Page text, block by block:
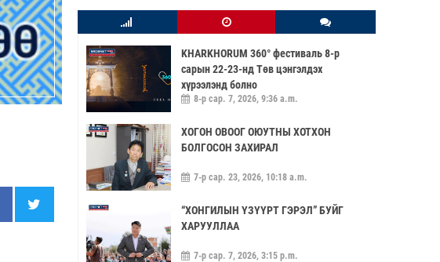
KHARKHORUM 360° фестиваль 8-р
сарын 22-23-нд Төв цэнгэлдэх
хүрээлэнд болно
8-р сар. 7, 2026, 9:36 a.m.
ХОГОН ОВООГ ОЮУТНЫ ХОТХОН
БОЛГОСОН ЗАХИРАЛ
7-р сар. 23, 2026, 10:18 a.m.
“ХОНГИЛЫН ҮЗҮҮРТ ГЭРЭЛ” БУЙГ
ХАРУУЛЛАА
7-р сар. 7, 2026, 3:15 p.m.